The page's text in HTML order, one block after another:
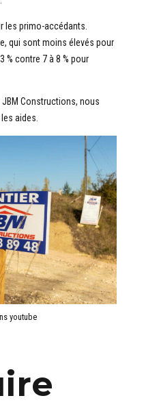
les primo-accédants.
qui sont moins élevés pour
% contre 7 à 8 % pour
Constructions, nous
aides.
youtube